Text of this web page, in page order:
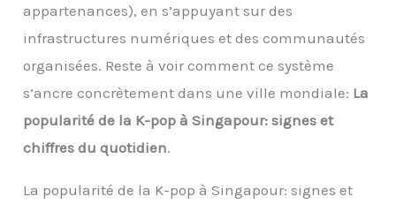
appartenances), en s’appuyant sur des
infrastructures numériques et des communautés
organisées. Reste à voir comment ce système
s’ancre concrètement dans une ville mondiale: La
popularité de la K-pop à Singapour: signes et
chiffres du quotidien.
La popularité de la K-pop à Singapour: signes et